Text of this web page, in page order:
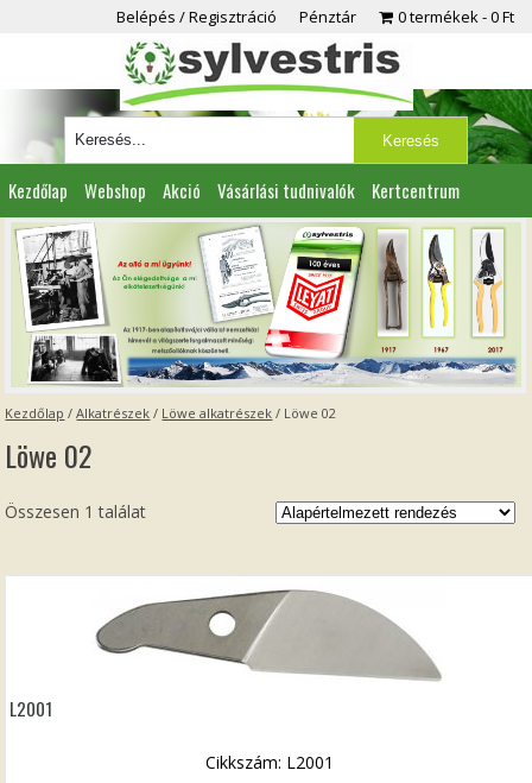
Belépés / Regisztráció Pénztár 0 termékek 0 Ft
Kezdőlap Webshop Akció Vásárlási tudnivalók Kertcentrum
Viszonteladóknak Partnereink Kapcsolat
Kezdőlap /Alkatrészek / Löwe alkatrészek / Löwe 02
Löwe 02
Összesen 1 találat
L2001
Cikkszám: L2001